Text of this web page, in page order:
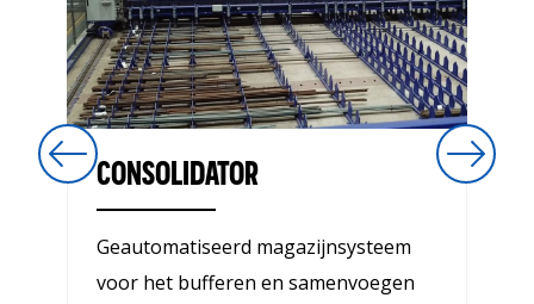
CONSOLIDATOR
Geautomatiseerd magazijnsysteem
voor het bufferen en samenvoegen